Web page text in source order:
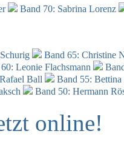
Band 70: Sabrina Lorenz
Band 65: Christine
Leonie Flachsmann
Ball
Band 55:
Band 50: Hermann
online!